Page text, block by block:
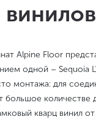
Alpine Floor
одной – Sequoia
монтажа: для
большое
кварц винил